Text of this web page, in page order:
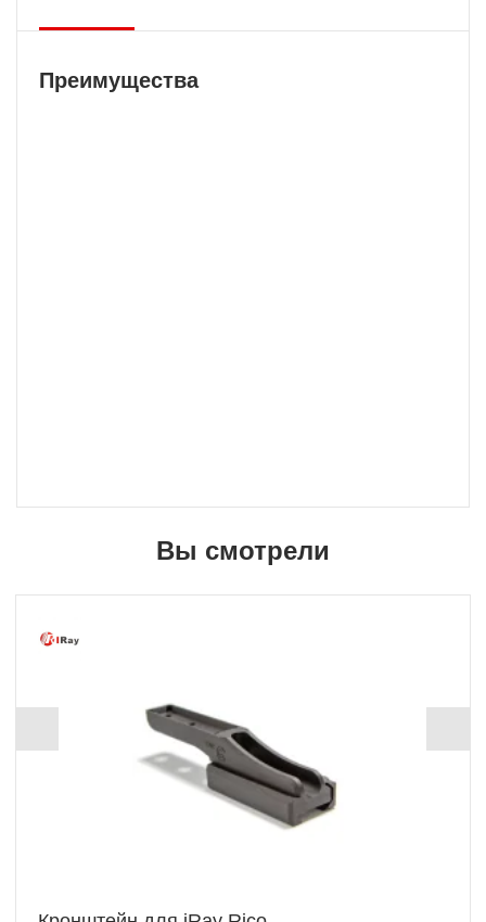
Преимущества
Вы смотрели